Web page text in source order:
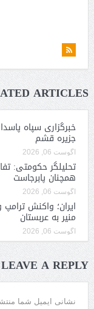
ARTICLES
خبرگزاری سپاه
جزیره قشم
آگوست 06, 2026
تحلیلگر حکومتی:
همچنان پابرجاست
آگوست 06, 2026
ایران؛ واکنش
منیر به عربستان
آگوست 06, 2026
LEAVE A REPLY
نشانی ایمیل شما